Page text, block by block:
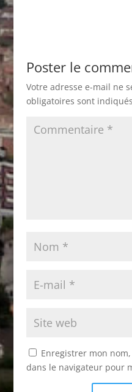
Poster le
Votre adresse e-mail ne
obligatoires sont
Enregistrer mon
dans le navigateur pour